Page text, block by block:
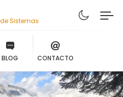
Sistemas
BLOG CONTACTO